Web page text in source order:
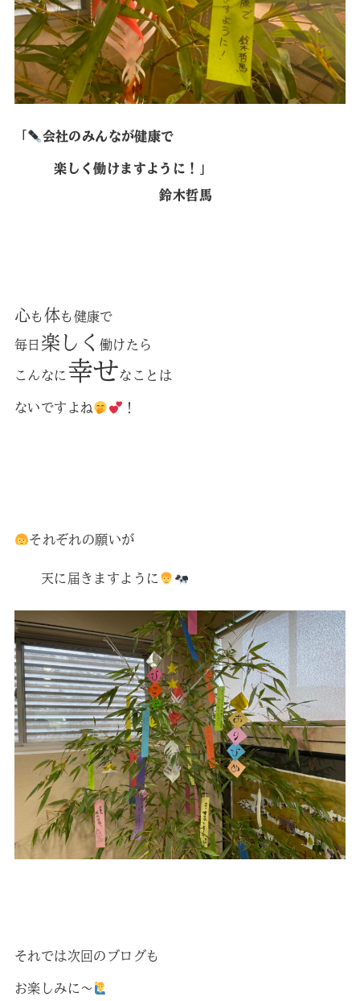
「 会社のみんなが健康で
楽しく働けますように！」
鈴木哲馬
心も 体も健康で
毎日 楽しく 働けたら
こんなに 幸せなことは
ないですよね ！
それぞれの願いが
天に届きますように
それでは次回のブログも
お楽しみに〜